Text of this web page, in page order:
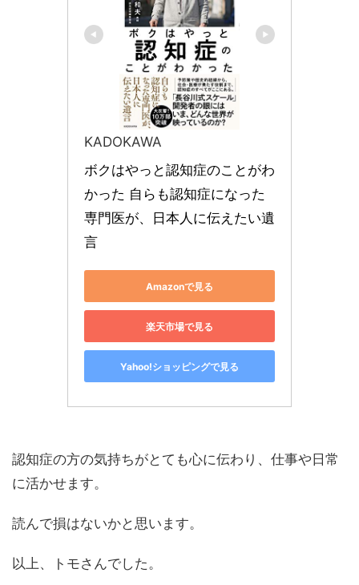
KADOKAWA
ボクはやっと認知症のことがわ
かった 自らも認知症になった
専門医が、日本人に伝えたい遺
言
Amazonで見る
楽天市場で見る
Yahoo!ショッピングで見る
認知症の方の気持ちがとても心に伝わり、仕事や日常
に活かせます。
読んで損はないかと思います。
以上、トモさんでした。